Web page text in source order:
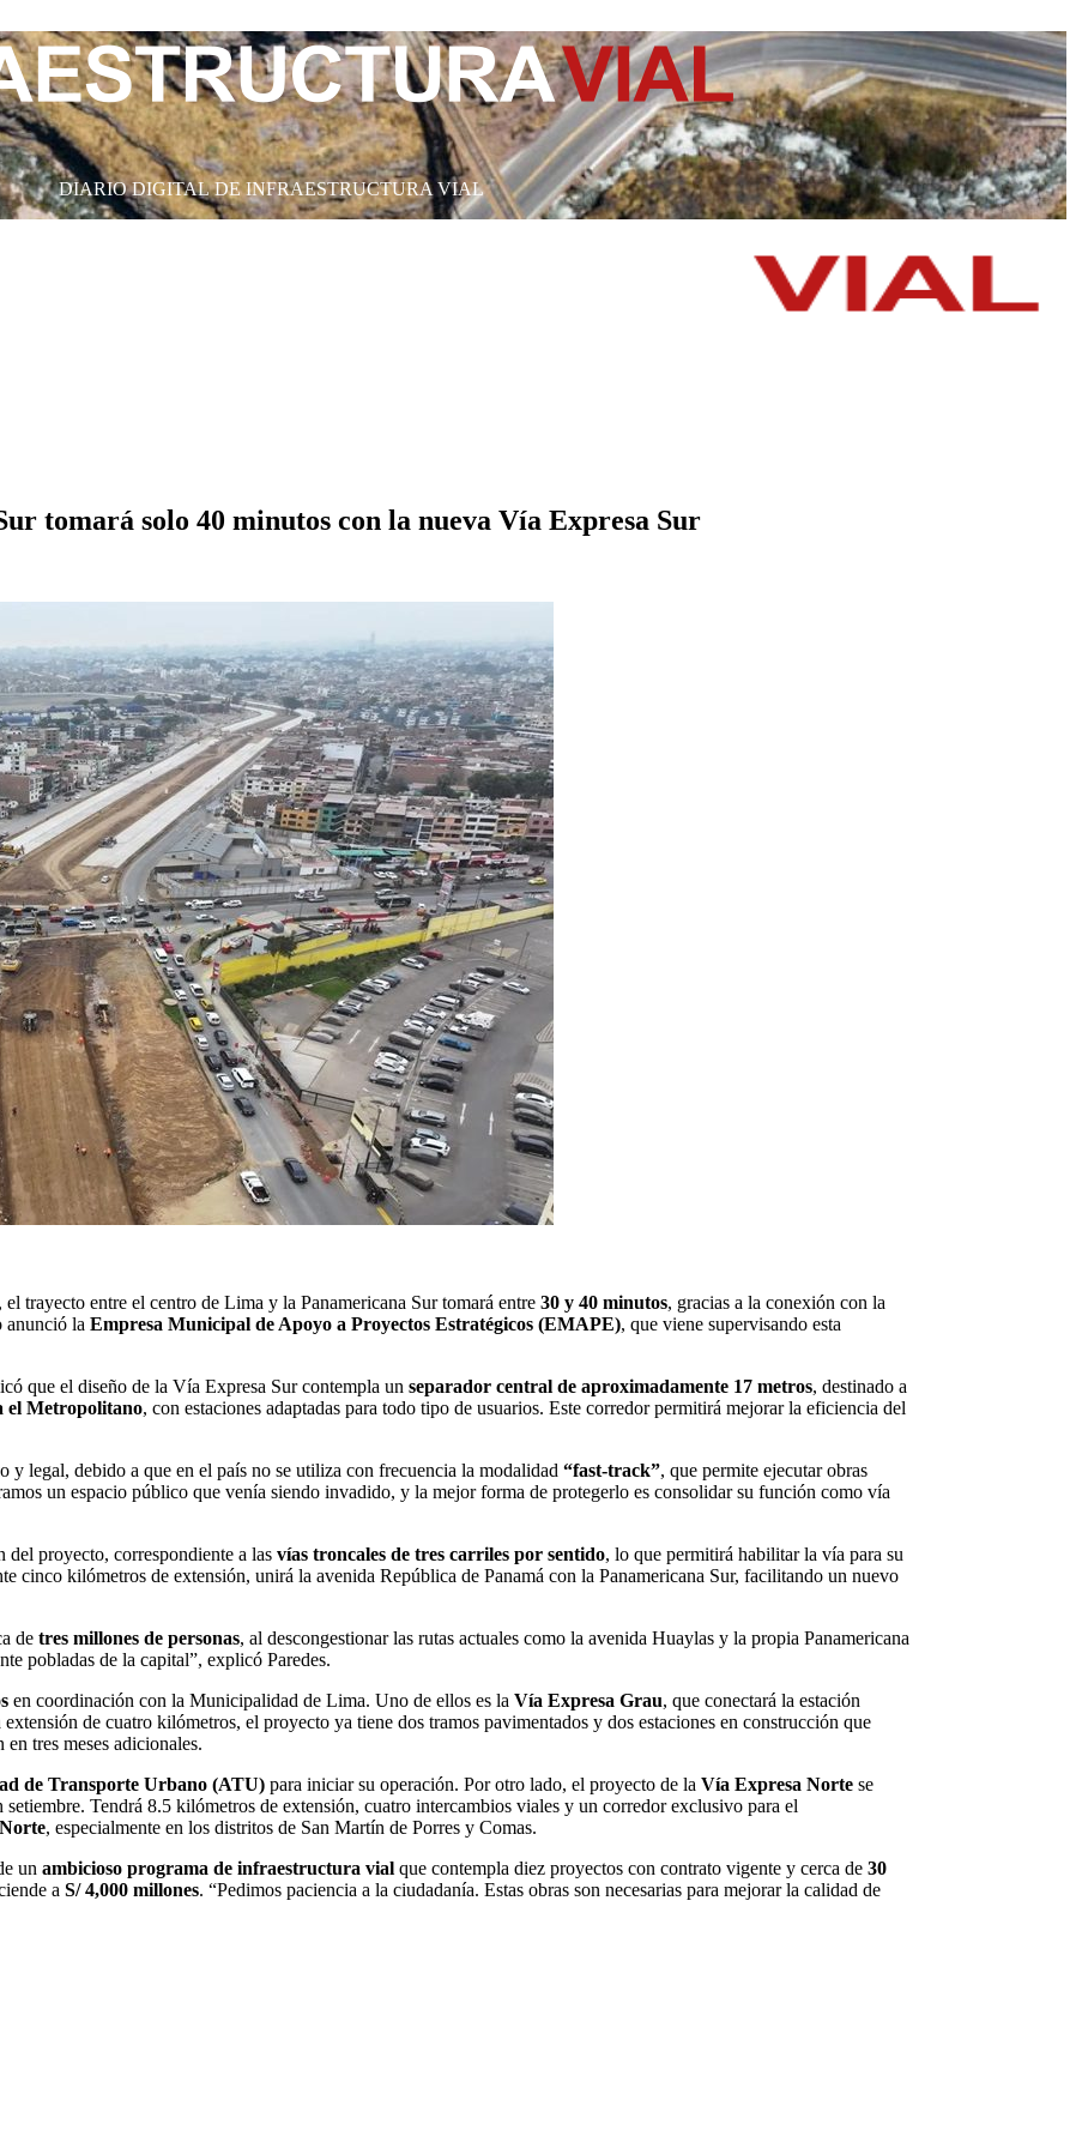
DIARIO DIGITAL DE INFRAESTRUCTURA VIAL
tomará solo 40 minutos con la nueva Vía Expresa Sur
, el trayecto entre el centro de Lima y la Panamericana Sur tomará entre 30 y 40 minutos, gracias a la conexión con la
anunció la Empresa Municipal de Apoyo a Proyectos Estratégicos (EMAPE), que viene supervisando esta
que el diseño de la Vía Expresa Sur contempla un separador central de aproximadamente 17 metros, destinado a
el Metropolitano, con estaciones adaptadas para todo tipo de usuarios. Este corredor permitirá mejorar la eficiencia del
y legal, debido a que en el país no se utiliza con frecuencia la modalidad “fast-track”, que permite ejecutar obras
un espacio público que venía siendo invadido, y la mejor forma de protegerlo es consolidar su función como vía
del proyecto, correspondiente a las vías troncales de tres carriles por sentido, lo que permitirá habilitar la vía para su
cinco kilómetros de extensión, unirá la avenida República de Panamá con la Panamericana Sur, facilitando un nuevo
de tres millones de personas, al descongestionar las rutas actuales como la avenida Huaylas y la propia Panamericana
pobladas de la capital”, explicó Paredes.
en coordinación con la Municipalidad de Lima. Uno de ellos es la Vía Expresa Grau, que conectará la estación
de cuatro kilómetros, el proyecto ya tiene dos tramos pavimentados y dos estaciones en construcción que
tres meses adicionales.
de Transporte Urbano (ATU) para iniciar su operación. Por otro lado, el proyecto de la Vía Expresa Norte se
Tendrá 8.5 kilómetros de extensión, cuatro intercambios viales y un corredor exclusivo para el
, especialmente en los distritos de San Martín de Porres y Comas.
un ambicioso programa de infraestructura vial que contempla diez proyectos con contrato vigente y cerca de 30
a S/ 4,000 millones. “Pedimos paciencia a la ciudadanía. Estas obras son necesarias para mejorar la calidad de